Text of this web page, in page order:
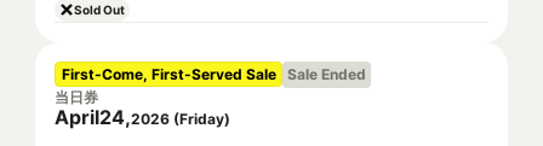
Sold Out
First-Come, First-Served Sale Sale Ended
当日券
April24,2026 (Friday)